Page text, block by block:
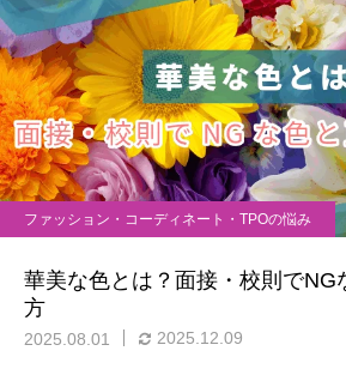
ファッション・コーディネート・TPOの悩み
華美な色とは？面接・校則でNG
方
2025.08.01 2025.12.09